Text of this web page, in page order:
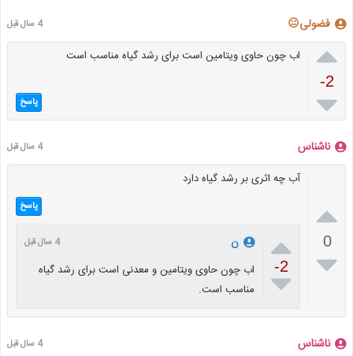
فضولی😐 4 سال قبل

-2

اب چون حاوی ویتامین است برای رشد گیاه مناسب است
پاسخ
ناشناس 4 سال قبل

0

آب چه اثری بر رشد گیاه دارد
پاسخ

-2

ن 4 سال قبل
اب چون حاوی ویتامین و معدنی است برای رشد گیاه
مناسب است.
ناشناس 4 سال قبل